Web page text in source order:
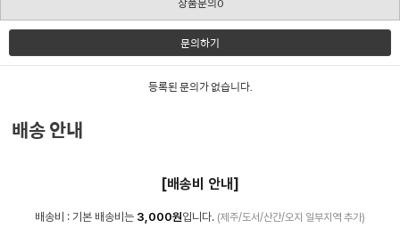
상품문의0
문의하기
등록된 문의가 없습니다.
배송 안내
[배송비 안내]
배송비 : 기본 배송비는 3,000원입니다. (제주/도서/산간/오지 일부지역 추가)